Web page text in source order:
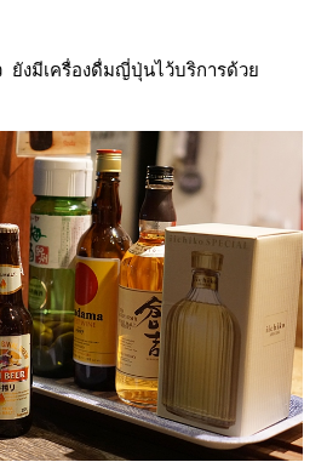
ยังมีเครื่องดื่มญี่ปุ่นไว้บริการด้ว